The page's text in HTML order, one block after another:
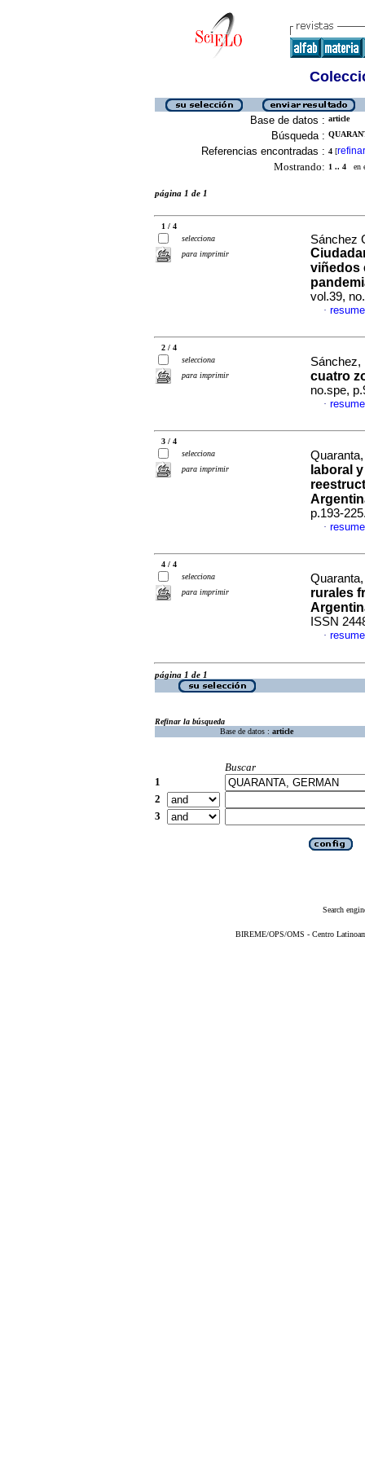
Base de datos : article
Búsqueda :
Referencias encontradas : 4 [refinar
Mostrando: 1 .. 4 en
página 1 de 1
1 / 4
selecciona
para imprimir
Sánchez
viñedos
vol.39,
·
2 / 4
selecciona
para imprimir
Sánchez,
cuatro
no.spe,
·
3 / 4
selecciona
para imprimir
laboral
p.193-
·
4 / 4
selecciona
para imprimir
rurales
ISSN
·
página 1 de 1
Refinar la búsqueda
Base de datos : article
Buscar
1
2
3
Search
BIREME/OPS/OMS - Centro